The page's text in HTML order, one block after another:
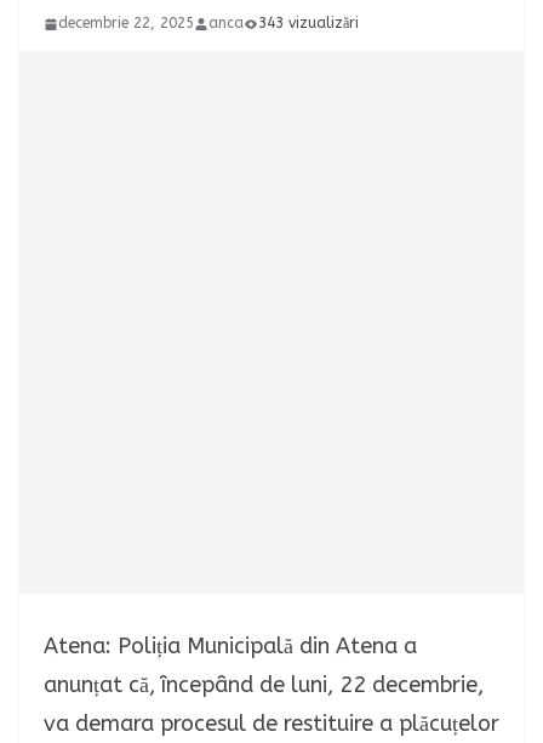
decembrie 22, 2025 anca 343 vizualizări
Atena: Poliția Municipală din Atena a
anunțat că, începând de luni, 22 decembrie,
va demara procesul de restituire a plăcuțelor